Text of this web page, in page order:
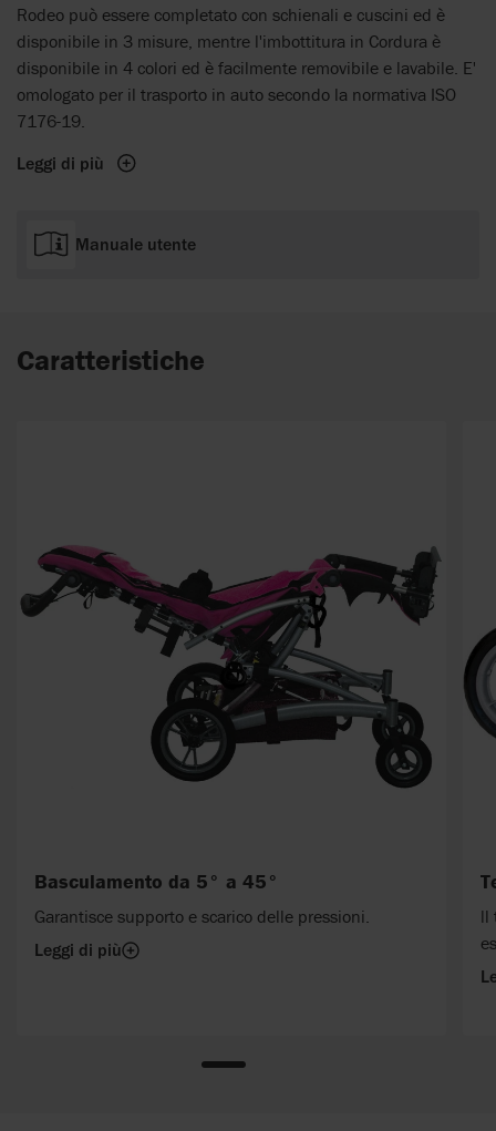
Rodeo può essere completato con schienali e cuscini ed è
disponibile in 3 misure, mentre l'imbottitura in Cordura è
disponibile in 4 colori ed è facilmente removibile e lavabile. E'
omologato per il trasporto in auto secondo la normativa ISO
7176-19.
Leggi di più
Manuale utente
Caratteristiche
Basculamento da 5° a 45°
Garantisce supporto e scarico delle pressioni.
Leggi di più
ll